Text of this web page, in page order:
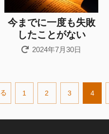
今までに一度も失敗
したことがない
2024年7月30日
1 2 3 4